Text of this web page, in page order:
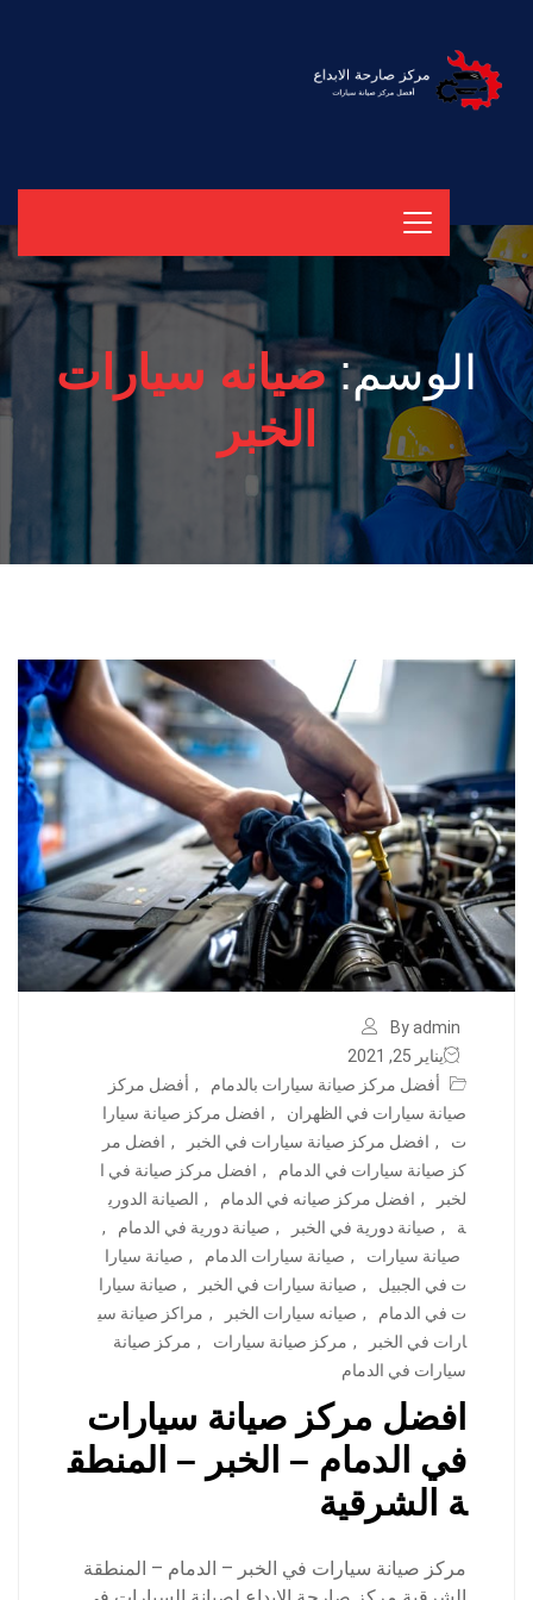
الوسم:صيانه سيارات
الخبر
By admin
يناير 25, 2021
أفضل مركز صيانة سيارات بالدمام
, أفضل مركز
صيانة سيارات في الظهران
, افضل مركز صيانة سيارا
ت
, افضل مركز صيانة سيارات في الخبر , افضل مر
كز صيانة سيارات في الدمام
, افضل مركز صيانة في ا
لخبر
, افضل مركز صيانه في الدمام , الصيانة الدوري
ة
, صيانة دورية في الخبر , صيانة دورية في الدمام
,
صيانة سيارات
, صيانة سيارات الدمام , صيانة سيارا
ت في الجبيل
, صيانة سيارات في الخبر , صيانة سيارا
ت في الدمام
, صيانه سيارات الخبر , مراكز صيانة سي
ارات في الخبر
, مركز صيانة سيارات , مركز صيانة
سيارات في الدمام
افضل مركز صيانة سيارات
في الدمام – الخبر – المنطق
ة الشرقية
مركز صيانة سيارات في الخبر – الدمام – المنطقة